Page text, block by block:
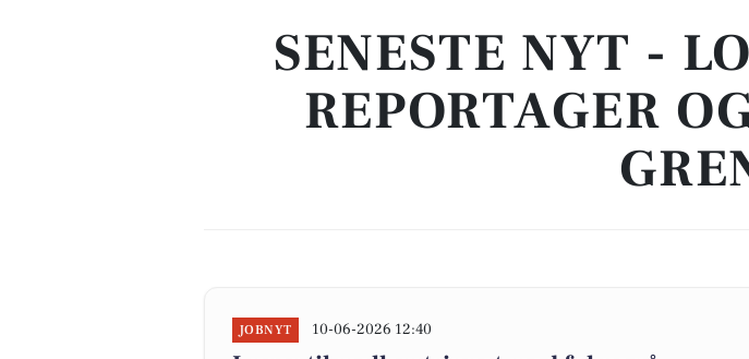
SENESTE NYT -
REPORTAGER
JOBNYT 10-06-2026 12:40